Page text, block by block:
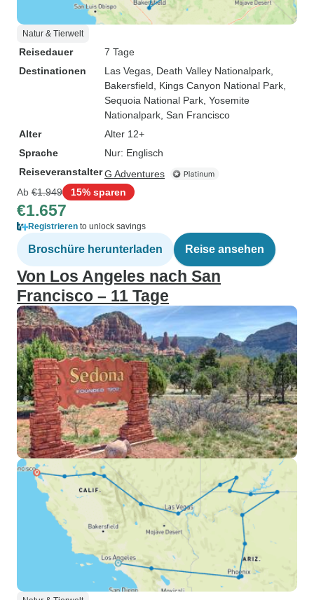
Natur & Tierwelt
Reisedauer
7 Tage
Destinationen
Las Vegas , Death Valley Nationalpark
Bakersfield , Kings Canyon National Park
Sequoia National Park , Yosemite
Nationalpark , San Francisco
Alter
Alter 12+
Sprache
Nur: Englisch
ReiseveranstalterG Adventures
Ab €1.949 15% sparen
€1.657
Registrieren to unlock savings
Broschüre herunterladen Reise ansehen
Von Los Angeles nach San
Francisco – 11 Tage